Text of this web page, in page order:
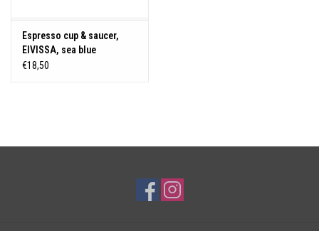
Espresso cup & saucer,
EIVISSA, sea blue
€18,50